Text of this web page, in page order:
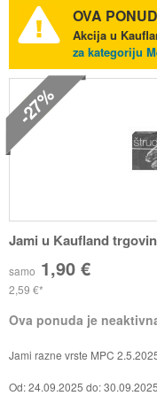
OVA
Akcija u
za kategoriju
-27%
Jami u Kaufland
samo 1,90 €
2,59 €
Ova ponuda je
Jami razne vrste MPC
Od: 24.09.2025 do: